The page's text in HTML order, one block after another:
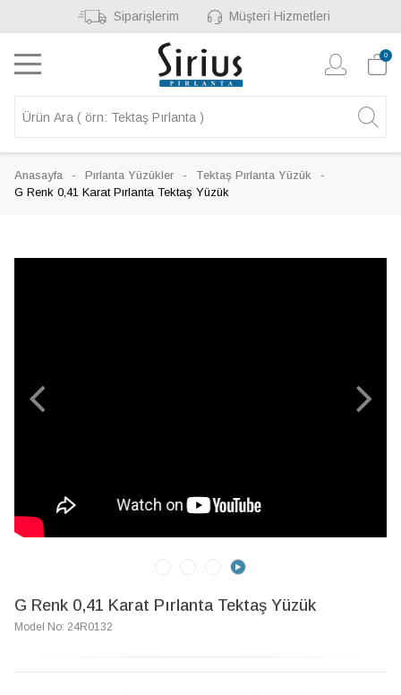
Siparişlerim Müşteri Hizmetleri
0
Anasayfa Pırlanta Yüzükler
Tektaş Pırlanta Yüzük
G Renk 0,41 Karat Pırlanta Tektaş Yüzük
G Renk 0,41 Karat Pırlanta Tektaş Yüzük
Model No: 24R0132